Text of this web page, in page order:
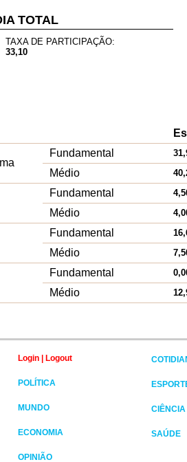
TOTAL
TAXA DE PARTICIPAÇÃO:
33,10
Fundamental
Médio
Fundamental
Médio
Fundamental
Médio
Fundamental
Médio
Login Logout
POLÍTICA
MUNDO
ECONOMIA
OPINIÃO
CIÊNCIA
SAÚDE